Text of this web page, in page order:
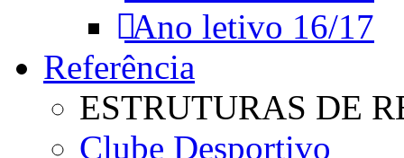
Ano letivo 16/17
Referência
ESTRUTURAS DE
Clube Desportivo